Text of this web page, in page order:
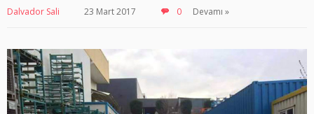
Dalvador Sali 23 Mart 2017 0 Devamı »